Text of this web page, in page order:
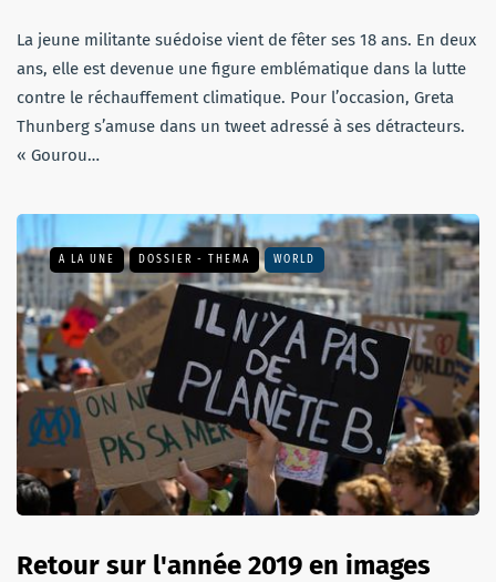
La jeune militante suédoise vient de fêter ses 18 ans. En deux
ans, elle est devenue une figure emblématique dans la lutte
contre le réchauffement climatique. Pour l’occasion, Greta
Thunberg s’amuse dans un tweet adressé à ses détracteurs.
« Gourou…
A LA UNE DOSSIER - THEMA WORLD
Retour sur l'année 2019 en images